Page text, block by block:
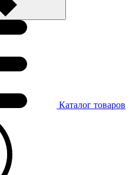
Каталог товаров